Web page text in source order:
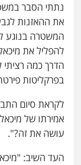
נתתי הסבר
את ההאזנות
המשטרה בנוגע
להפליל את
הדרך כמה רציתי
בפרקליטות
לקראת סיום
אמירתו של
עושה את זה?".
העד השיב: